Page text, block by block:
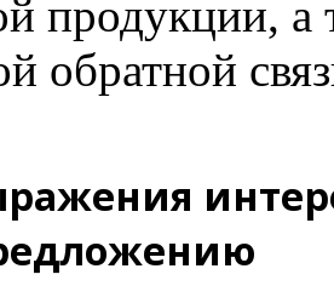
продукции, а
обратной